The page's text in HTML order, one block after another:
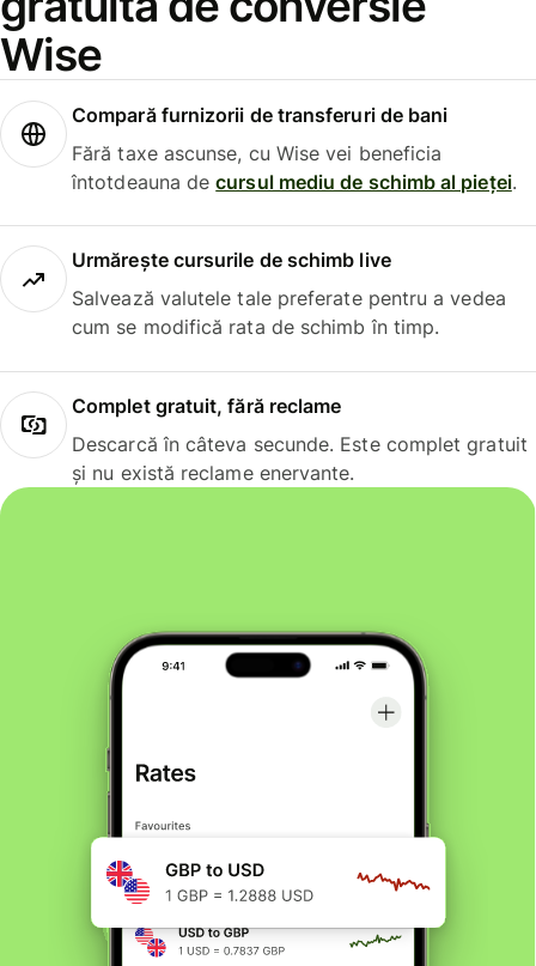
Wise
Compară furnizorii de transferuri de bani
Fără taxe ascunse, cu Wise vei beneficia
întotdeauna decursul mediu de schimb al pieței.
Urmărește cursurile de schimb live
Salvează valutele tale preferate pentru a vedea
cum se modifică rata de schimb în timp.
Complet gratuit, fără reclame
Descarcă în câteva secunde. Este complet gratuit
și nu există reclame enervante.